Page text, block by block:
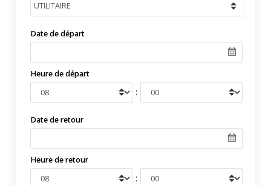
Date de départ
Heure de départ
:
Date de retour
Heure de retour
: